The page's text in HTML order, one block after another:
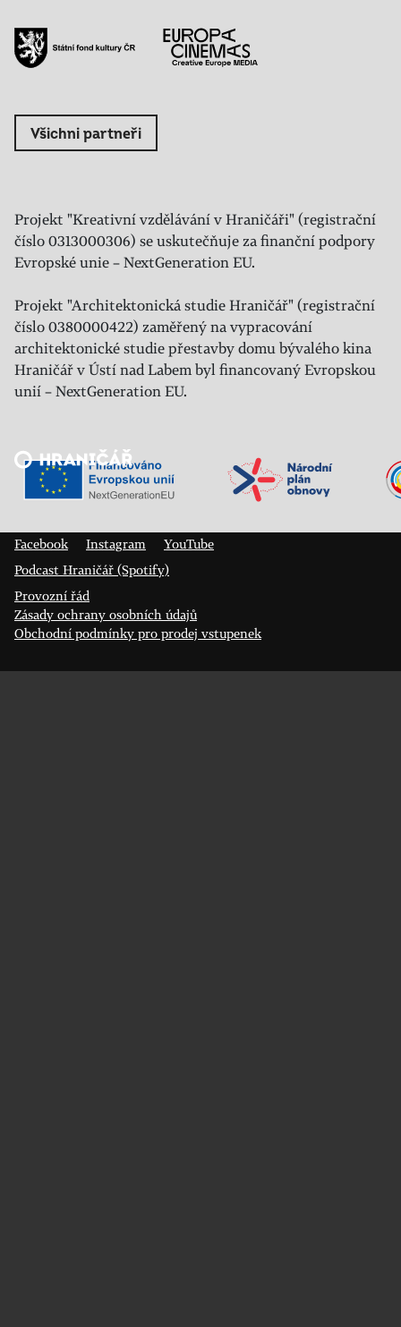
Všichni partneři
Projekt "Kreativní vzdělávání v Hraničáři" (registrační
číslo 0313000306) se uskutečňuje za finanční podpory
Evropské unie – NextGeneration EU.
Projekt "Architektonická studie Hraničář" (registrační
číslo 0380000422) zaměřený na vypracování
architektonické studie přestavby domu bývalého kina
Hraničář v Ústí nad Labem byl financovaný Evropskou
unií – NextGeneration EU.
Veřejný sál Hraničář, spolek
Facebook
Instagram
YouTube
Podcast Hraničář (Spotify)
Provozní řád
Zásady ochrany osobních údajů
Obchodní podmínky pro prodej vstupenek